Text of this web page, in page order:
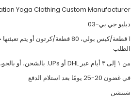
Yoga Clothing Custom Manufacturer
دبليو جي بي-03
1 قطعة/كيس بولي، 80 قطعة/كرتون أو يتم
الطلب
من ١ إلى ٣ أيام عبر DHL أو UPs. بالشحن، أو بالجو، إلخ.
في غضون 20-25 يومًا بعد استلام الدفع
شنتشن